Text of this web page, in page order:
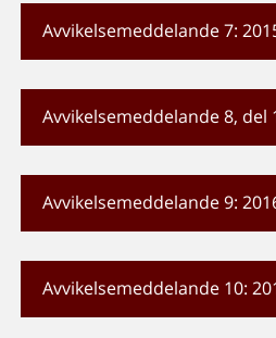
Avvikelsemeddelande 7:
Avvikelsemeddelande 8, del
Avvikelsemeddelande 9:
Avvikelsemeddelande 10: